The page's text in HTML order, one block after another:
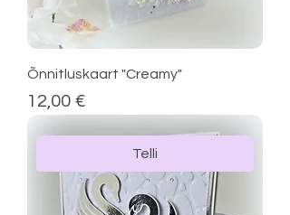
Õnnitluskaart "Creamy"
Price
12,00 €
Telli